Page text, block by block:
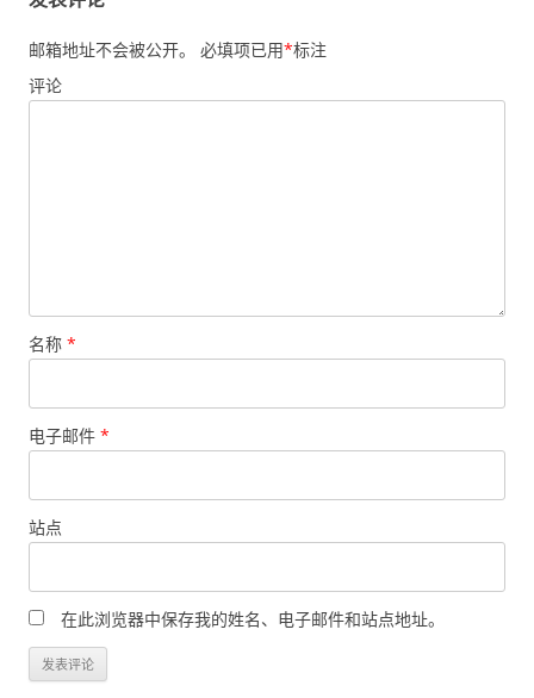
邮箱地址不会被公开。 必填项已用*标注
评论
名称 *
电子邮件 *
站点
在此浏览器中保存我的姓名、电子邮件和站点地址。